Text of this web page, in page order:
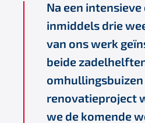
Na een
inmiddels drie
van ons werk
beide
omhullingsbuizen
renovatieproject
we de komende